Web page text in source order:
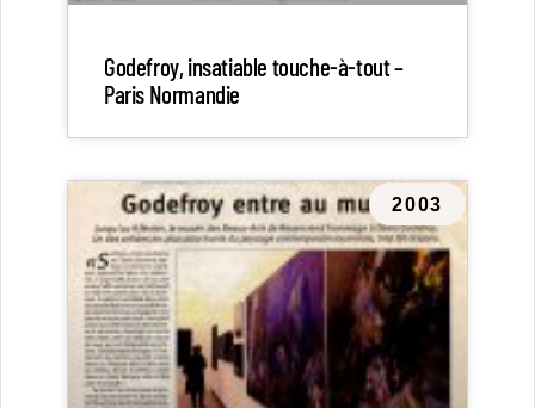
Godefroy, insatiable touche-à-tout –
Paris Normandie
2003